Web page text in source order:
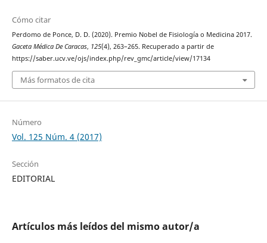
Cómo citar
Perdomo de Ponce, D. D. (2020). Premio Nobel de Fisiología o Medicina 2017.
Gaceta Médica De Caracas, 125(4), 263–265. Recuperado a partir de
https://saber.ucv.ve/ojs/index.php/rev_gmc/article/view/17134
Más formatos de cita
Número
Vol. 125 Núm. 4 (2017)
Sección
EDITORIAL
Artículos más leídos del mismo autor/a